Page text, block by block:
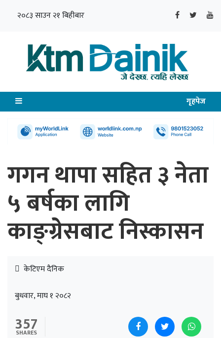
२०८३ साउन २१ बिहीबार
गृहपेज
गगन थापा सहित ३ नेता
५ बर्षका लागि
काङ्ग्रेसबाट निस्कासन
केटिएम दैनिक
बुधवार, माघ १ २०८२
357
SHARES